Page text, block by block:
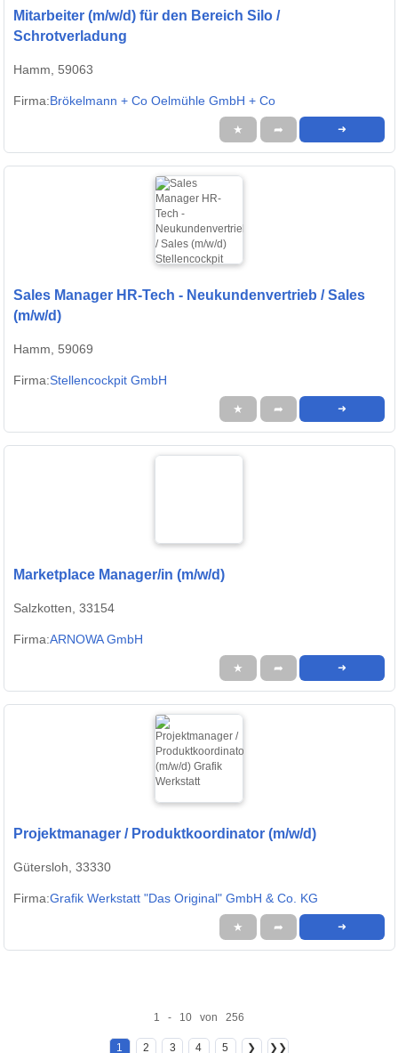
Mitarbeiter (m/w/d) für den Bereich Silo /
Schrotverladung
Hamm, 59063
Firma:Brökelmann + Co Oelmühle GmbH + Co
★ ➦ ➜
Sales Manager HR-Tech - Neukundenvertrieb / Sales
(m/w/d)
Hamm, 59069
Firma:Stellencockpit GmbH
★ ➦ ➜
Marketplace Manager/in (m/w/d)
Salzkotten, 33154
Firma:ARNOWA GmbH
★ ➦ ➜
Projektmanager / Produktkoordinator (m/w/d)
Gütersloh, 33330
Firma:Grafik Werkstatt "Das Original" GmbH & Co. KG
★ ➦ ➜
1 - 10 von 256
1 2 3 4 5 ❯ ❯❯